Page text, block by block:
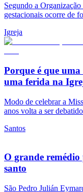
Segundo a
gestacionais ocorre de
Igreja
Porque é que
uma ferida na
Modo de celebrar a
anos volta a ser
Santos
O grande
santo
São Pedro Julián